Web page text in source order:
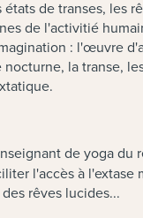
de transes,
de l'activitié
: l'œuvre
la transe,
de yoga
l'accès à
rêves lucides...